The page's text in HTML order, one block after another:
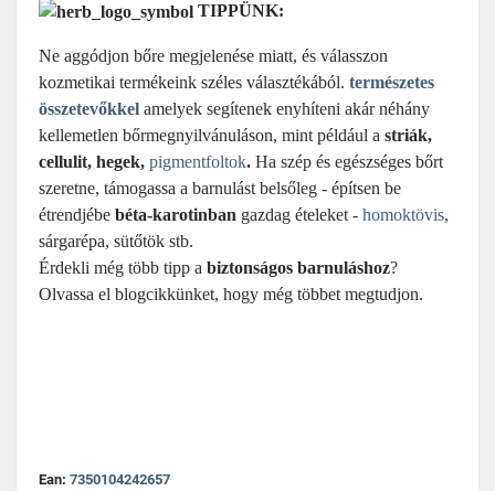
TIPPÜNK:
Ne aggódjon bőre megjelenése miatt, és válasszon
kozmetikai termékeink széles választékából. természetes
összetevőkkel amelyek segítenek enyhíteni akár néhány
kellemetlen bőrmegnyilvánuláson, mint például a striák,
cellulit, hegek, pigmentfoltok. Ha szép és egészséges bőrt
szeretne, támogassa a barnulást belsőleg - építsen be
étrendjébe béta-karotinban gazdag ételeket - homoktövis,
sárgarépa, sütőtök stb.
Érdekli még több tipp a biztonságos barnuláshoz?
Olvassa el blogcikkünket, hogy még többet megtudjon.
Ean: 7350104242657